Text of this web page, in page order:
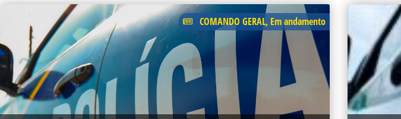
COMANDO GERAL, Em andamento
PAGE